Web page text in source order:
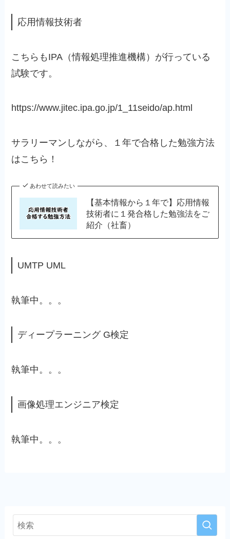
応用情報技術者
こちらもIPA（情報処理推進機構）が行っている
試験です。
https://www.jitec.ipa.go.jp/1_11seido/ap.html
サラリーマンしながら、１年で合格した勉強方法
はこちら！
あわせて読みたい
【基本情報から１年で】応用情報
技術者に１発合格した勉強法をご
紹介（社畜）
UMTP UML
執筆中。。。
ディープラーニング G検定
執筆中。。。
画像処理エンジニア検定
執筆中。。。